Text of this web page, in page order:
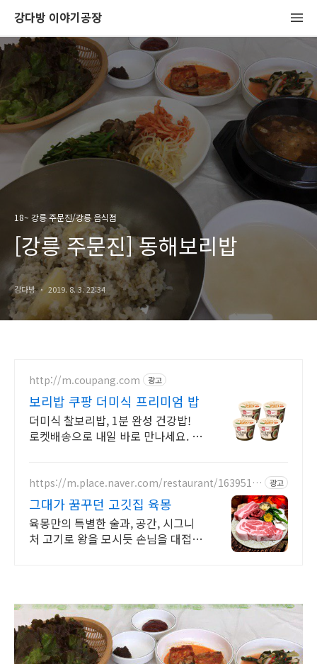
강다방 이야기공장
18~ 강릉 주문진/강릉 음식점
[강릉 주문진] 동해보리밥
강다방 2019. 8. 3. 22:34
http://m.coupang.com 광고
보리밥 쿠팡 더미식 프리미엄 밥
더미식 찰보리밥, 1분 완성 건강밥!
로켓배송으로 내일 바로 만나세요. 다
https://m.place.naver.com/restaurant/1639516
광고
그대가 꿈꾸던 고깃집 육몽
육몽만의 특별한 술과, 공간, 시그니
처 고기로 왕을 모시듯 손님을 대접합